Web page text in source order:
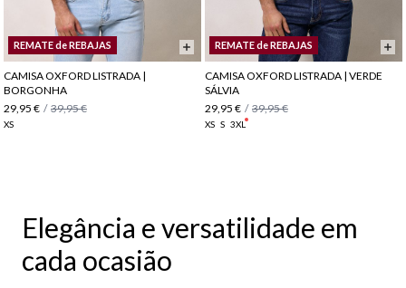
REMATE de REBAJAS
CAMISA OXFORD LISTRADA |
BORGONHA
29,95 € / 39,95 €
XS
REMATE de REBAJAS
CAMISA OXFORD LISTRADA | VERDE
SÁLVIA
29,95 € / 39,95 €
XS S 3XL
Elegância e versatilidade em
cada ocasião